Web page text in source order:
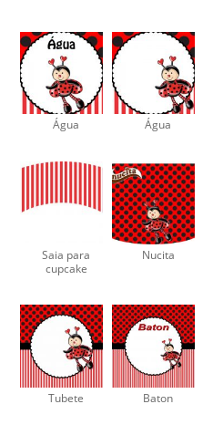
Água Água
Saia para
cupcake
Nucita
Tubete Baton